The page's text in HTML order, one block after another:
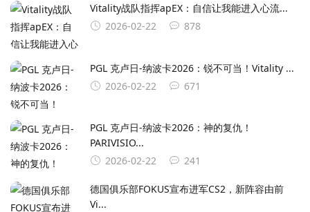
Vitality战队指挥apEX：自信让我能进入心流...
2026-02-22
878
PGL 克卢日-纳波卡2026：锐不可当！Vitality ...
2026-02-22
671
PGL 克卢日-纳波卡2026：神的复仇！
PARIVISIO...
2026-02-22
241
德国俱乐部FOKUS宣布进军CS2，新阵容由前
Vi...